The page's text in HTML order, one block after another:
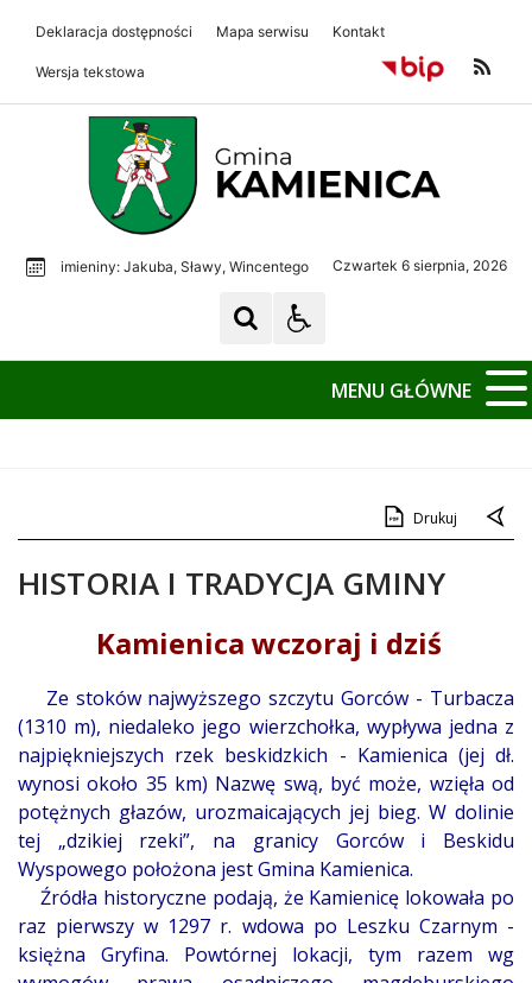
Deklaracja dostępności Mapa serwisu Kontakt
Wersja tekstowa
Gmina Kamienica
imieniny: Jakuba, Sławy, Wincentego Czwartek 6 sierpnia, 2026
MENU GŁÓWNE
Drukuj
HISTORIA I TRADYCJA GMINY
Kamienica wczoraj i dziś
Ze stoków najwyższego szczytu Gorców - Turbacza
(1310 m), niedaleko jego wierzchołka, wypływa jedna z
najpiękniejszych rzek beskidzkich - Kamienica (jej dł.
wynosi około 35 km) Nazwę swą, być może, wzięła od
potężnych głazów, urozmaicających jej bieg. W dolinie
tej „dzikiej rzeki”, na granicy Gorców i Beskidu
Wyspowego położona jest Gmina Kamienica.
Źródła historyczne podają, że Kamienicę lokowała po
raz pierwszy w 1297 r. wdowa po Leszku Czarnym -
księżna Gryfina. Powtórnej lokacji, tym razem wg